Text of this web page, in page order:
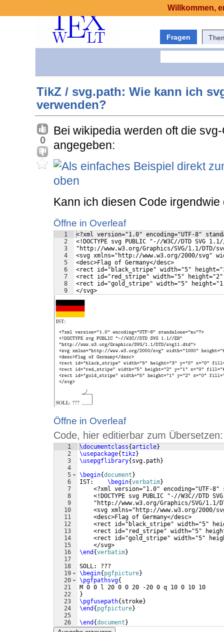
Fragen
TikZ / svg.path: Wie kann ich
verwenden?
0
Bei wikipedia werden oft die
angegeben:
Kann ich diesen Code
Öffne in Overleaf
1
2
3
4
5
6
7
8
9
<?xml version="1.0" encoding="UTF-8"
<!DOCTYPE svg PUBLIC "-//W3C//DTD SVG
"http://www.w3.org/Graphics/SVG/1.1/DTD/
<svg xmlns="http://www.w3.org/2000/svg"
<desc>Flag of Germany</desc>
<rect id="black_stripe" width="5"
<rect id="red_stripe" width="5"
<rect id="gold_stripe" width="5"
</svg>
Öffne in Overleaf
Code, hier editierbar zum Übersetzen:
1
2
3
4
5
6
7
8
9
10
11
12
13
14
15
16
17
18
19
20
21
22
23
24
25
26
\documentclass{article}
\usepackage{tikz}
\usepgflibrary{ svg.path}
\begin{document }
IST: \begin{verbatim}
<?xml version="1.0" encoding="UTF-8"
<!DOCTYPE svg PUBLIC "-//W3C//DTD
"http://www.w3.org/Graphics/SVG/1.1/
<svg xmlns="http://www.w3.org/2000/
    <desc>Flag of Germany</desc>
<rect id="black_stripe" width="5"
<rect id="red_stripe" width="5"
<rect id="gold_stripe" width="5"
    </svg>
\end {verbatim}
SOLL: ???
\begin{ pgfpicture}
\pgfpathsvg{
M 0 0 l 20 0 0 20 -20 0 q 10 0 10 10
}
\pgfusepath{ stroke}
\end { pgfpicture}
\end {document }
Willkommen,